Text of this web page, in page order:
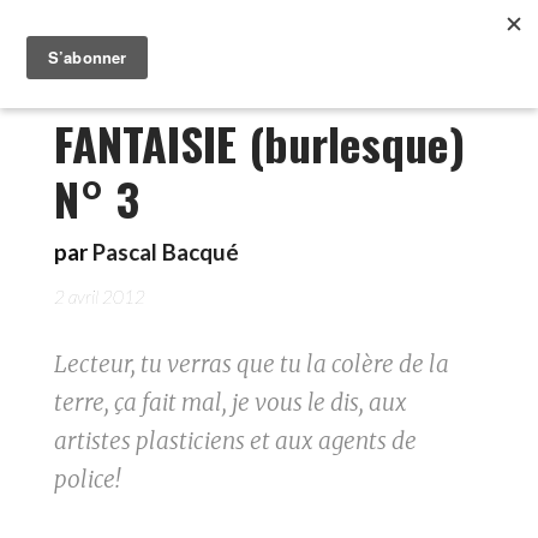
FANTAISIE (burlesque)
N° 3
par Pascal Bacqué
2 avril 2012
Lecteur, tu verras que tu la colère de la
terre, ça fait mal, je vous le dis, aux
artistes plasticiens et aux agents de
police!